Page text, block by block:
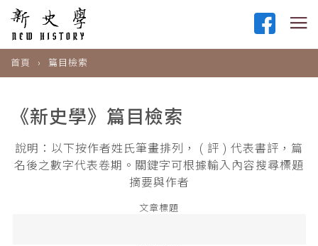
首頁 篇目檢索
《新史學》篇目檢索
說明：以下按作者姓氏筆畫排列， ( 評 ) 代表書評，篇
名後之數字代表卷期。關鍵字可根據輸入內容搜尋標題
摘要與作者
文章標題